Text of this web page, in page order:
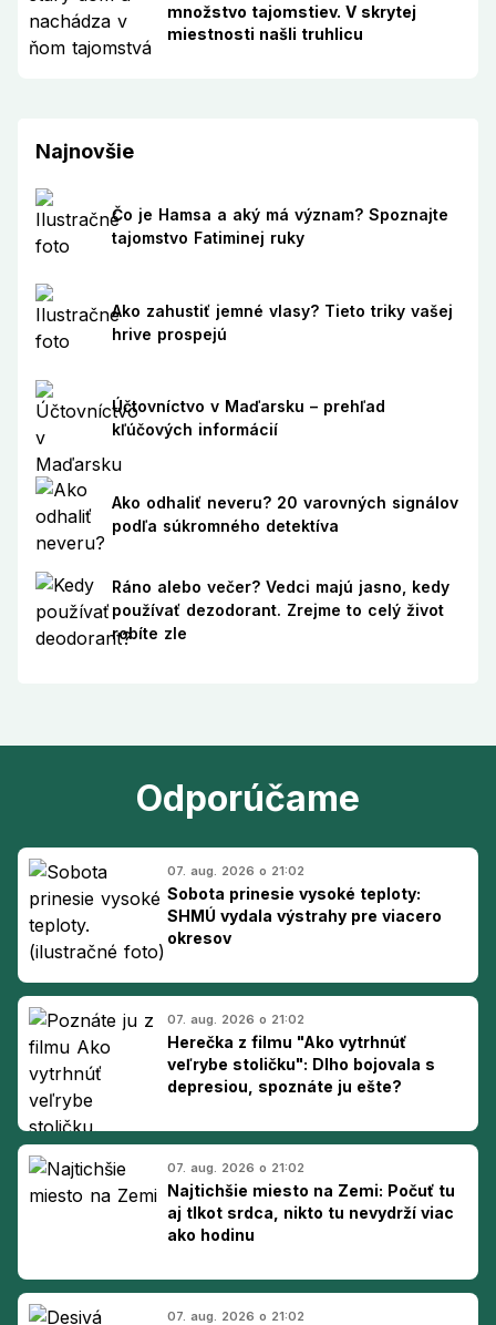
množstvo tajomstiev. V skrytej
miestnosti našli truhlicu
Najnovšie
Čo je Hamsa a aký má význam? Spoznajte
tajomstvo Fatiminej ruky
Ako zahustiť jemné vlasy? Tieto triky vašej
hrive prospejú
Účtovníctvo v Maďarsku – prehľad
kľúčových informácií
Ako odhaliť neveru? 20 varovných signálov
podľa súkromného detektíva
Ráno alebo večer? Vedci majú jasno, kedy
používať dezodorant. Zrejme to celý život
robíte zle
Odporúčame
07. aug. 2026 o 21:02
Sobota prinesie vysoké teploty:
SHMÚ vydala výstrahy pre viacero
okresov
07. aug. 2026 o 21:02
Herečka z filmu "Ako vytrhnúť
veľrybe stoličku": Dlho bojovala s
depresiou, spoznáte ju ešte?
07. aug. 2026 o 21:02
Najtichšie miesto na Zemi: Počuť tu
aj tlkot srdca, nikto tu nevydrží viac
ako hodinu
07. aug. 2026 o 21:02